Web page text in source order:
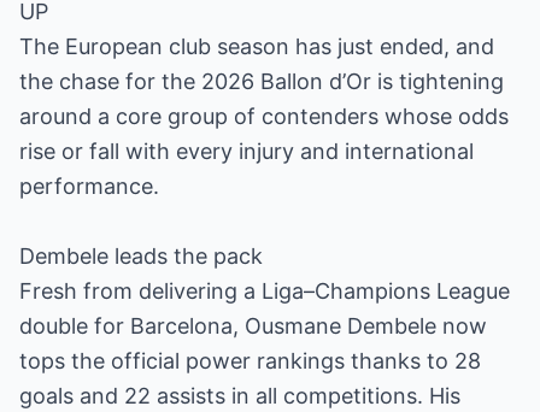
UP
The European club season has just ended, and
the chase for the 2026 Ballon d’Or is tightening
around a core group of contenders whose odds
rise or fall with every injury and international
performance.
Dembele leads the pack
Fresh from delivering a Liga–Champions League
double for Barcelona, Ousmane Dembele now
tops the official power rankings thanks to 28
goals and 22 assists in all competitions. His